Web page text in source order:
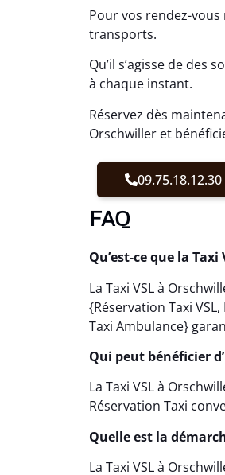
Pour vos rendez-
transports.
Qu’il s’agisse de des
à chaque instant.
Réservez dès
Orschwiller et
09.75.18.12.30
FAQ
Qu’est-ce que la
La Taxi VSL à
{Réservation Taxi
Taxi Ambulance}
Qui peut bénéficier
La Taxi VSL à
Réservation Taxi
Quelle est la
La Taxi VSL à